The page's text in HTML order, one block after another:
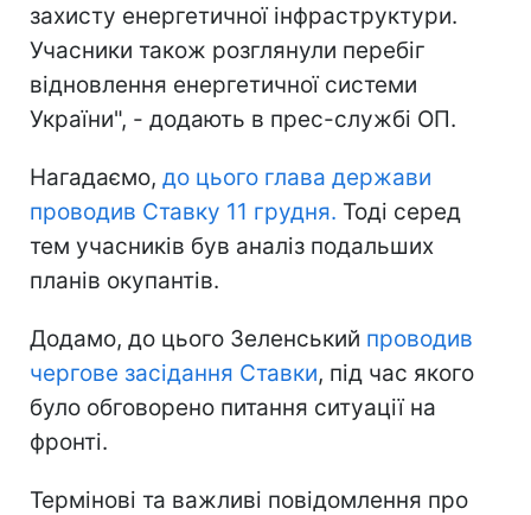
захисту енергетичної інфраструктури.
Учасники також розглянули перебіг
відновлення енергетичної системи
України", - додають в прес-службі ОП.
Нагадаємо, до цього глава держави
проводив Ставку 11 грудня. Тоді серед
тем учасників був аналіз подальших
планів окупантів.
Додамо, до цього Зеленський проводив
чергове засідання Ставки, під час якого
було обговорено питання ситуації на
фронті.
Термінові та важливі повідомлення про